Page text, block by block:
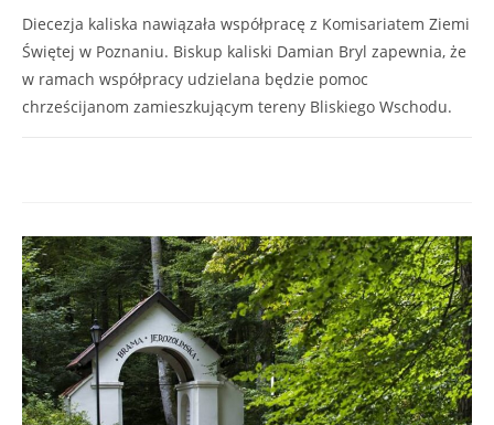
Diecezja kaliska nawiązała współpracę z Komisariatem Ziemi
Świętej w Poznaniu. Biskup kaliski Damian Bryl zapewnia, że
w ramach współpracy udzielana będzie pomoc
chrześcijanom zamieszkującym tereny Bliskiego Wschodu.
KOMISARIATEM
ZIEMI
ŚWIĘTEJ
W
POZNANIU